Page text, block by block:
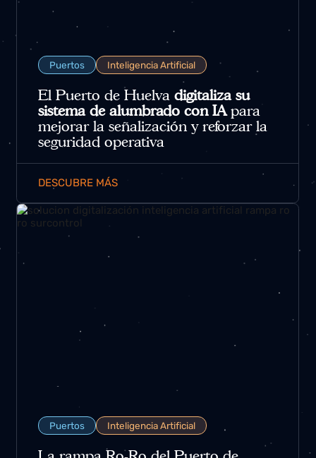
Puertos Inteligencia Artificial
El Puerto de Huelvadigitaliza su
sistema de alumbrado con IA
para
mejorar la señalización y reforzar la
DESCUBRE MÁS